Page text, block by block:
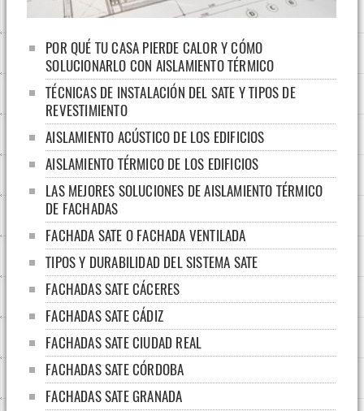
POR QUÉ TU CASA PIERDE CALOR Y CÓMO
SOLUCIONARLO CON AISLAMIENTO TÉRMICO
TÉCNICAS DE INSTALACIÓN DEL SATE Y TIPOS DE
REVESTIMIENTO
AISLAMIENTO ACÚSTICO DE LOS EDIFICIOS
AISLAMIENTO TÉRMICO DE LOS EDIFICIOS
LAS MEJORES SOLUCIONES DE AISLAMIENTO TÉRMICO
DE FACHADAS
FACHADA SATE O FACHADA VENTILADA
TIPOS Y DURABILIDAD DEL SISTEMA SATE
FACHADAS SATE CÁCERES
FACHADAS SATE CÁDIZ
FACHADAS SATE CIUDAD REAL
FACHADAS SATE CÓRDOBA
FACHADAS SATE GRANADA